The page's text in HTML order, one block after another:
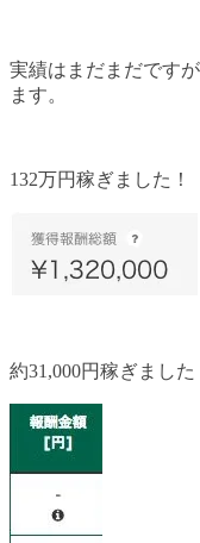
実績はまだまだです
ます。
132万円稼ぎました！
約31,000円稼ぎました